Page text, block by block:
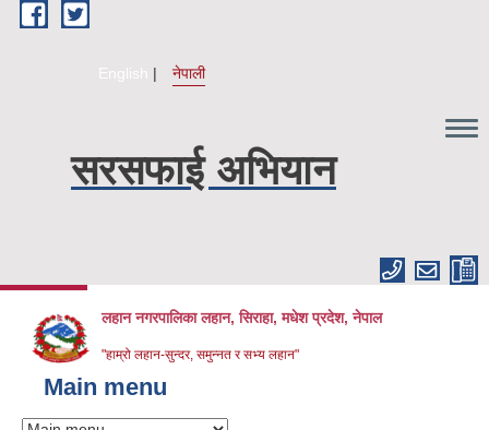
Skip to main content
English नेपाली
सरसफाई अभियान
लहान नगरपालिका लहान, सिराहा, मधेश प्रदेश, नेपाल
"हाम्रो लहान-सुन्दर, समुन्नत र सभ्य लहान"
Main menu